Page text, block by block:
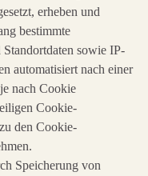
erheben und
bestimmte
sowie IP-
automatisiert nach einer
nach Cookie
Cookie-
den Cookie-
Speicherung von